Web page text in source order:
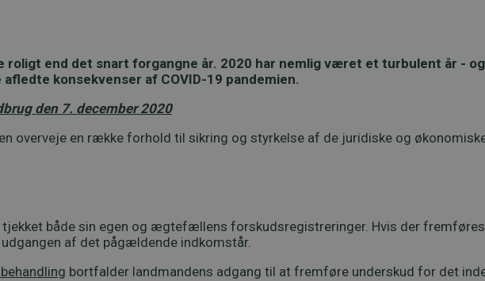
end det snart forgangne år. 2020 har nemlig været et turbulent år -
konsekvenser af COVID-19 pandemien.
den 7. december 2020
overveje en række forhold til sikring og styrkelse af de juridiske og
både sin egen og ægtefællens forskudsregistreringer. Hvis der
af det pågældende indkomstår.
bortfalder landmandens adgang til at fremføre underskud for det